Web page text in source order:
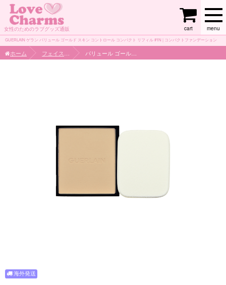
女性のためのラブグッズ通販 menu
cart
GUERLAIN ゲラン パリュール ゴールド スキン コントロール コンパクト リフィル #1N | コンパクトファンデーション
ホーム